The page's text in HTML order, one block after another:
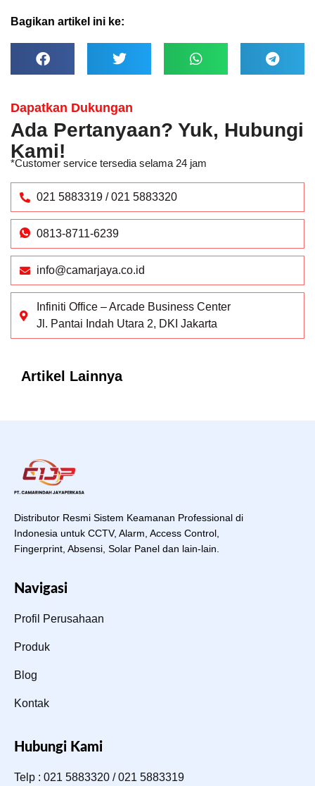
Bagikan artikel ini ke:
Dapatkan Dukungan
Ada Pertanyaan? Yuk, Hubungi
Kami!
*Customer service tersedia selama 24 jam
021 5883319 / 021 5883320
0813-8711-6239
info@camarjaya.co.id
Infiniti Office – Arcade Business Center
Jl. Pantai Indah Utara 2, DKI Jakarta
Artikel Lainnya
Distributor Resmi Sistem Keamanan Professional di
Indonesia untuk CCTV, Alarm, Access Control,
Fingerprint, Absensi, Solar Panel dan lain-lain.
Navigasi
Profil Perusahaan
Produk
Blog
Kontak
Hubungi Kami
Telp : 021 5883320 / 021 5883319